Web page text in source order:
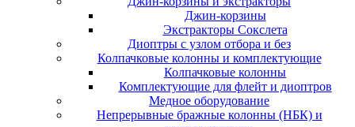
Джин-корзины
Экстракторы Сокслета
Диоптры с узлом отбора и без
Колпачковые колонны и комплектующие
Колпачковые колонны
Комплектующие для флейт и диоптров
Медное оборудование
Непрерывные бражные колонны (НБК) и